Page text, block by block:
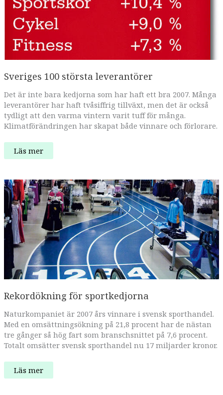
Sveriges 100 största leverantörer
Det är inte bara kedjorna som har haft ett bra 2007. Många
leverantörer har haft tvåsiffrig tillväxt, men det är också
tydligt att den varma vintern varit tuff för många.
Klimatförändringen har skapat både vinnare och förlorare.
Sveriges
100
Läs mer
Rekordökning för sportkedjorna
Naturkompaniet är 2007 års vinnare i svensk sporthandel.
Med en omsättningsökning på 21,8 procent har de nästan
tre gånger så hög fart som branschsnittet på 7,6 procent.
Totalt omsätter svensk sporthandel nu 17 miljarder kronor.
Rekordökning
för
Läs mer